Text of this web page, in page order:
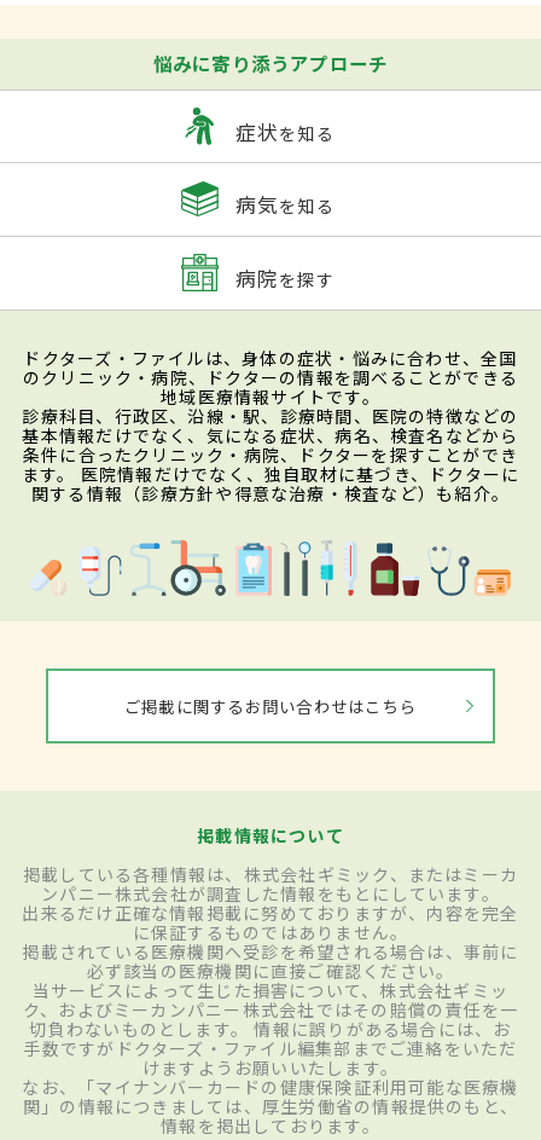
悩みに寄り添うアプローチ
症状を知る
病気を知る
病院を探す
ドクターズ・ファイルは、身体の症状・悩みに合わせ、全国
のクリニック・病院、ドクターの情報を調べることができる
地域医療情報サイトです。
診療科目、行政区、沿線・駅、診療時間、医院の特徴などの
基本情報だけでなく、気になる症状、病名、検査名などから
条件に合ったクリニック・病院、ドクターを探すことができ
ます。 医院情報だけでなく、独自取材に基づき、ドクターに
関する情報（診療方針や得意な治療・検査など）も紹介。
ご掲載に関するお問い合わせはこちら
掲載情報について
掲載している各種情報は、株式会社ギミック、またはミーカ
ンパニー株式会社が調査した情報をもとにしています。
出来るだけ正確な情報掲載に努めておりますが、内容を完全
に保証するものではありません。
掲載されている医療機関へ受診を希望される場合は、事前に
必ず該当の医療機関に直接ご確認ください。
当サービスによって生じた損害について、株式会社ギミッ
ク、およびミーカンパニー株式会社ではその賠償の責任を一
切負わないものとします。 情報に誤りがある場合には、お
手数ですがドクターズ・ファイル編集部までご連絡をいただ
けますようお願いいたします。
なお、「マイナンバーカードの健康保険証利用可能な医療機
関」の情報につきましては、厚生労働省の情報提供のもと、
情報を掲出しております。